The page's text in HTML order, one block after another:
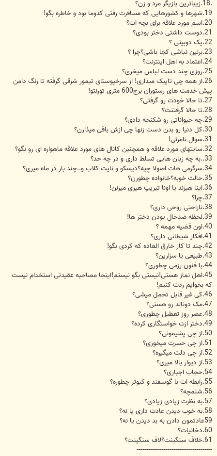
19.شهرها و کشورهایی که مسافرت رفتی کدوما بود و خاطره بگو!
20.اسم مورد علاقه برای بچه ات؟
21.دوست داشتی دختر بودی؟
22.یک دوبیتی ؟
23.برلین نباشی کجا باشی؟چرا ؟
24.اعتماد به اهل اینترنت؟
25.روزی چند دست لباس میخری؟
26.از همه چی تاپیک میذاری! از سرخپوستای تیمور شرقی گرفته تا رنگ دامن
پیش خدمت های رستوران برج600 متری تورنتو!
27.تا حالا خودت رو گرفتی؟
28.تا حالا گرفتنت؟
29.چه حیواناتی رو شکنجه دادی؟
30.کل دنیا رو بدن دست زنها چی ازش باقی میذارن؟
31.سوال نامرئی!
32.سایتهای مورد علاقه و همچنین کانال های مورد علاقه ماهواره ای رو بگو؟
33..به چه زبان هایی تسلط داری و در چه حد؟
34.سرگرمی هات اصولا چیه؟دیسکو و نایت کلاب و..چند بار در ماه میری؟
35.حالت خوبه؟خانواده چطورن؟
36.اینا هیزند یا اونا تیریپ هیزی میزنن!
37.چرا؟
38.ناراحتی روحی داری؟
39.لحظه ضدحال یودن دختر ها!
40.اون قضیه مهمه ؟
41.افکار شیطانی داری؟
42.چند تا کار خارق العاده که کردی بگو!
43.طبیعی یا سزارین؟
44.با فنون رزمی چطوری؟
45.اهل نماز هستی!نیستی بگو نیستم!اینجا مصاحبه عقیدتی استخدام نیست
که بخوایم ردت کنیم!
46.کی غیر قابل تحمل میشی؟
47.مک دونالد رو هستی؟
48.عصر روز تعطیل چطوری؟
49.دختر ازت خواستگاری کرده؟
50.از چی پشیمونی؟
51.از چی حسرت میخوری؟
52.از چی دلت میگیره؟
53.از دیوار بالا میری؟
54.حجاب اجباری؟
55.رابطه ات با گوسفند و کبوتر چطوره؟
56.شلمچه؟
57.به نظرت زیادی زیادی؟
58.به خوب دیدن عادت داری یا نه؟
59عادتمون دادن به بد دیدن یا نه؟
60.دخانیات؟
61.خلاف سنگینت؟لاف سنگینت؟
---------------------------------------